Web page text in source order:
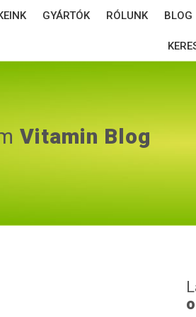
GYÁRTÓK RÓLUNK BLOG
Vitamin Blog